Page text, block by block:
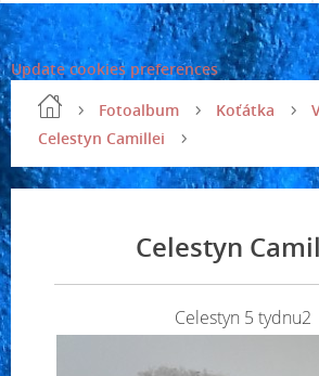
Update cookies preferences
Fotoalbum
Koťátka
Celestyn Camillei
Celestyn
Celestyn 5 tydnu2